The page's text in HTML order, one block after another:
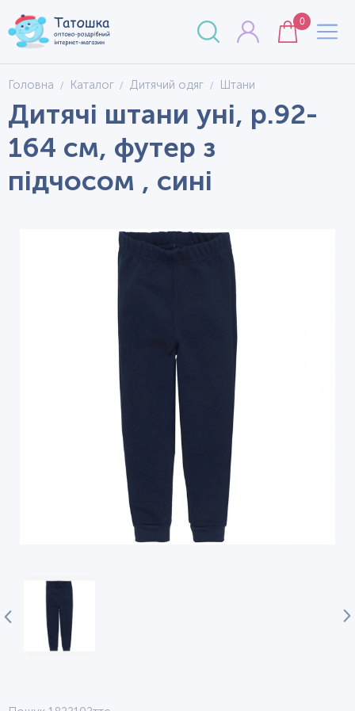
0
Головна Каталог Дитячий одяг Штани
Дитячі штани уні, р.92-
164 см, футер з
підчосом , сині